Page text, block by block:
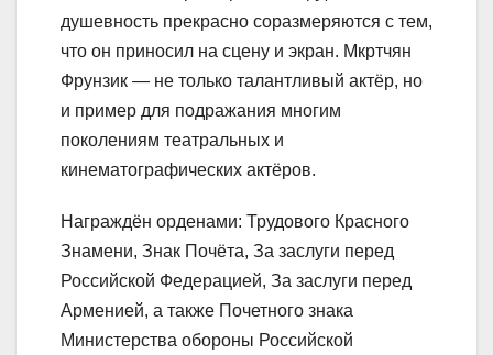
душевность прекрасно соразмеряются с тем,
что он приносил на сцену и экран. Мкртчян
Фрунзик — не только талантливый актёр, но
и пример для подражания многим
поколениям театральных и
кинематографических актёров.
Награждён орденами: Трудового Красного
Знамени, Знак Почёта, За заслуги перед
Российской Федерацией, За заслуги перед
Арменией, а также Почетного знака
Министерства обороны Российской